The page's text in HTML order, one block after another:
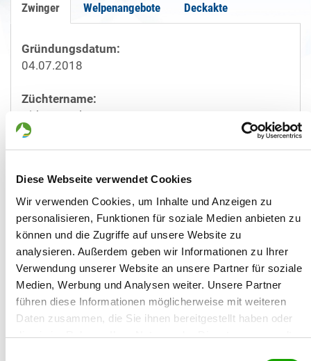
Diese Webseite verwendet Cookies
Wir verwenden Cookies, um Inhalte und Anzeigen zu
personalisieren, Funktionen für soziale Medien anbieten zu
können und die Zugriffe auf unsere Website zu
analysieren. Außerdem geben wir Informationen zu Ihrer
Verwendung unserer Website an unsere Partner für soziale
Medien, Werbung und Analysen weiter. Unsere Partner
führen diese Informationen möglicherweise mit weiteren
Daten zusammen, die Sie ihnen bereitgestellt haben oder
die sie im Rahmen Ihrer Nutzung der Dienste gesammelt
Zwinger Welpenangebote Deckakte
Gründungsdatum:
04.07.2018
Züchtername:
Dirk Peppel
Straße/Nr.:
Plz/Ort:
39307 Elbe-Parey - Bergzow
Land:
Deutschland
Mobil:
+491747519726